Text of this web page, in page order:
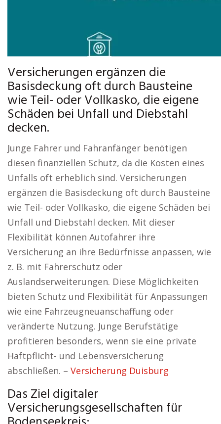
Versicherungen ergänzen die
Basisdeckung oft durch Bausteine
wie Teil- oder Vollkasko, die eigene
Schäden bei Unfall und Diebstahl
decken.
Junge Fahrer und Fahranfänger benötigen
diesen finanziellen Schutz, da die Kosten eines
Unfalls oft erheblich sind. Versicherungen
ergänzen die Basisdeckung oft durch Bausteine
wie Teil- oder Vollkasko, die eigene Schäden bei
Unfall und Diebstahl decken. Mit dieser
Flexibilität können Autofahrer ihre
Versicherung an ihre Bedürfnisse anpassen, wie
z. B. mit Fahrerschutz oder
Auslandserweiterungen. Diese Möglichkeiten
bieten Schutz und Flexibilität für Anpassungen
wie eine Fahrzeugneuanschaffung oder
veränderte Nutzung. Junge Berufstätige
profitieren besonders, wenn sie eine private
Haftpflicht- und Lebensversicherung
abschließen. – Versicherung Duisburg
Das Ziel digitaler
Versicherungsgesellschaften für